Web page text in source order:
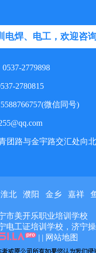
电焊、电工，欢迎咨询
2779898
2780815
微信同号)
团路与金宇路交汇处向
淮北 濮阳 金乡 嘉祥
市美开乐职业培训学校
电工证培训学校，济宁
| | 网站地图